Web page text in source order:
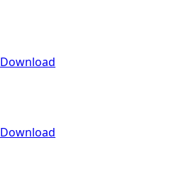
Download
Download